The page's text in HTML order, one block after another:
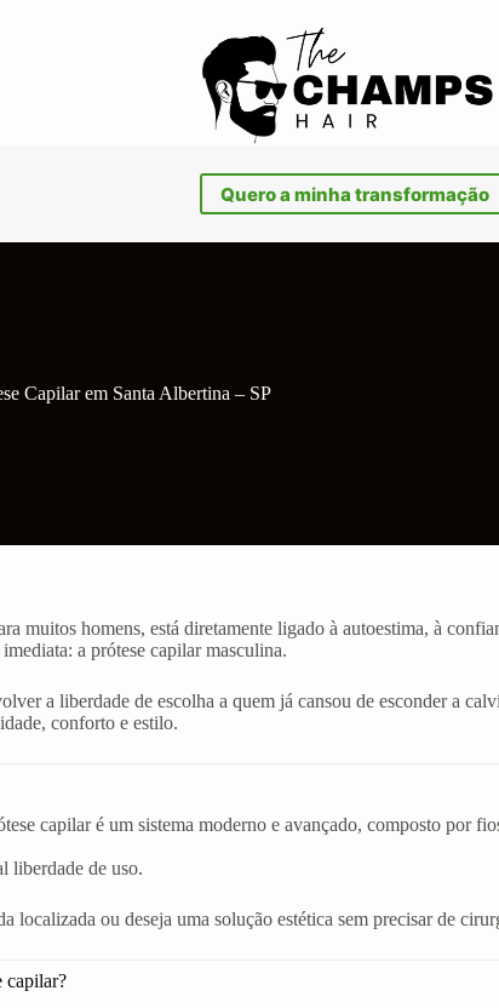
Quero a minha transformação
Capilar em Santa Albertina – SP
muitos homens, está diretamente ligado à autoestima, à
a prótese capilar masculina.
a liberdade de escolha a quem já cansou de esconder a
conforto e estilo.
capilar é um sistema moderno e avançado, composto por
liberdade de uso.
localizada ou deseja uma solução estética sem precisar de
capilar?